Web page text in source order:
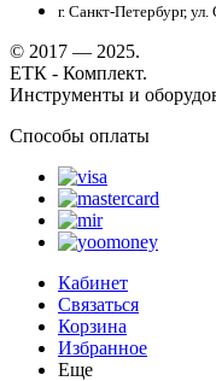
г. Санкт-Петербург,
© 2017 — 2025.
ЕТК - Комплект.
Инструменты и
Способы оплаты
Кабинет
Связаться
Корзина
Избранное
Еще